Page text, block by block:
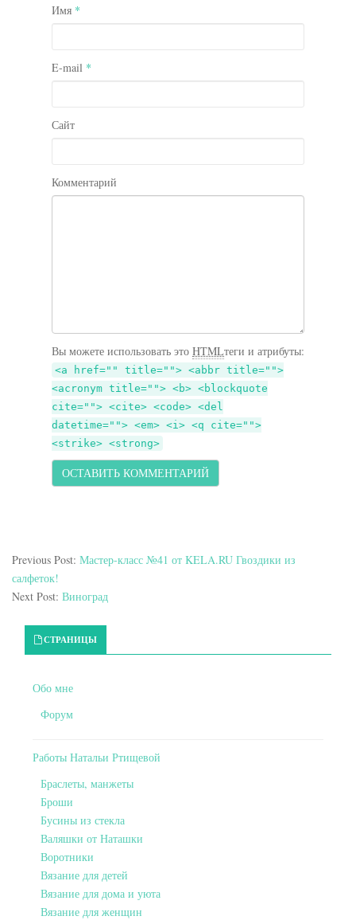
Имя *
E-mail *
Сайт
Комментарий
Вы можете использовать это HTMLтеги и атрибуты:
<a href="" title=""> <abbr title="">
<acronym title=""> <b> <blockquote
cite=""> <cite> <code> <del
datetime=""> <em> <i> <q cite="">
<strike> <strong>
Previous Post: Мастер-класс №41 от KELA.RU Гвоздики из
салфеток!
Next Post: Виноград
Primary Sidebar
СТРАНИЦЫ
Обо мне
Форум
Работы Натальи Ртищевой
Браслеты, манжеты
Броши
Бусины из стекла
Валяшки от Наташки
Воротники
Вязание для детей
Вязание для дома и уюта
Вязание для женщин